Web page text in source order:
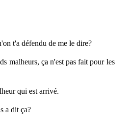
t'a défendu de me le dire?
malheurs, ça n'est pas fait pour les
qui est arrivé.
a dit ça?